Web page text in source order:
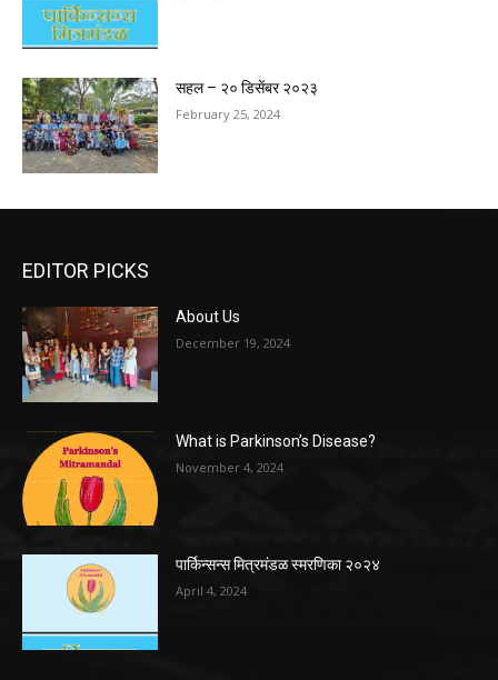
सहल – २० डिसेंबर २०२३
February 25, 2024
EDITOR PICKS
About Us
December 19, 2024
What is Parkinson’s Disease?
November 4, 2024
पार्किन्सन्स मित्रमंडळ स्मरणिका २०२४
April 4, 2024